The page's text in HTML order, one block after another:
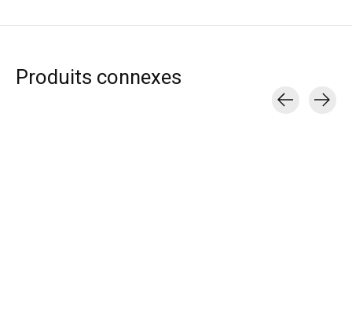
Produits connexes